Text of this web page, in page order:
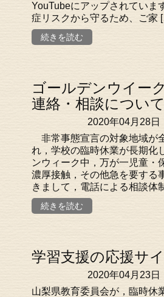
YouTubeにアップされていま
症リスクから守るため、ご家
続きを読む
ゴールデンウイー
連絡・相談について
2020年04月28日
非常事態宣言の対象地域が
れ，学校の臨時休業が長期化
ンウィーク中，万が一児童・
濃厚接触，その他急を要する
きまして，電話による相談体
続きを読む
学習支援の応援サ
2020年04月23日
山梨県教育委員会が，臨時休